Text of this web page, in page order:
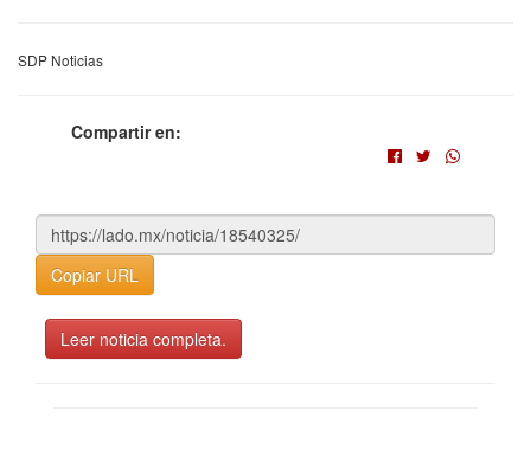
SDP Noticias
Compartir en:
Copiar URL
Leer noticia completa.